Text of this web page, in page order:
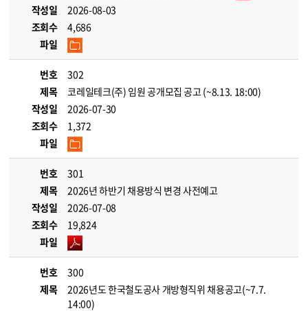
작성일
2026-08-03
조회수
4,686
파일
번호
302
제목
코레일테크(주) 임원 공개모집 공고 (~8.13. 18:00)
작성일
2026-07-30
조회수
1,372
파일
번호
301
제목
2026년 하반기 채용방식 변경 사전예고
작성일
2026-07-08
조회수
19,824
파일
번호
300
제목
2026년도 한국철도공사 개방형직위 채용공고(~7.7.
14:00)